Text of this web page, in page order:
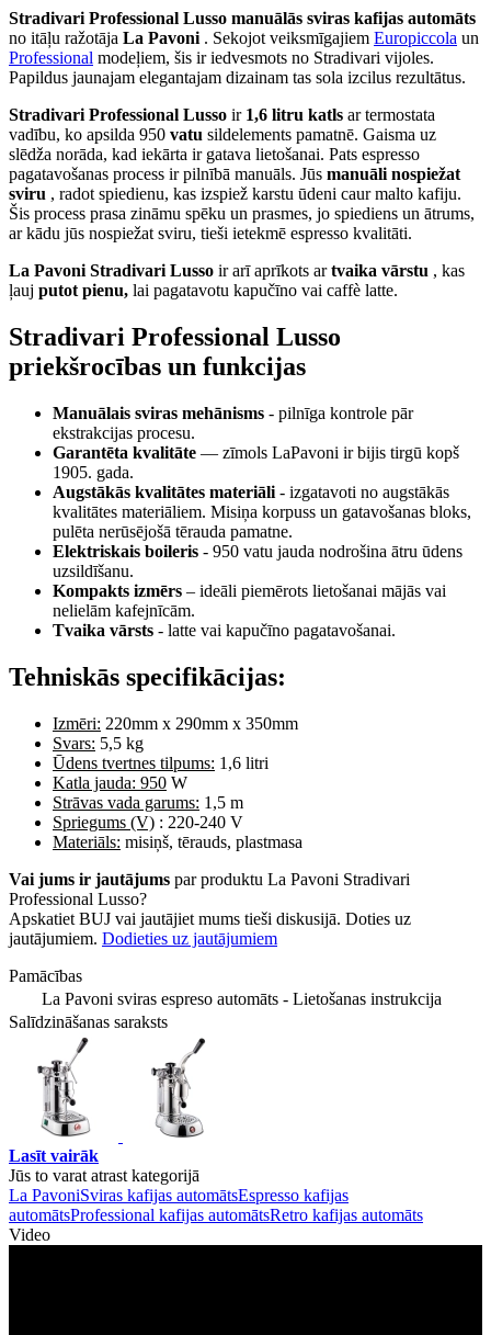
Stradivari Professional Lusso manuālās sviras kafijas automāts
no itāļu ražotāja La Pavoni . Sekojot veiksmīgajiem Europiccola un
Professional modeļiem, šis ir iedvesmots no Stradivari vijoles.
Papildus jaunajam elegantajam dizainam tas sola izcilus rezultātus.
Stradivari Professional Lusso ir 1,6 litru katls ar termostata
vadību, ko apsilda 950 vatu sildelements pamatnē. Gaisma uz
slēdža norāda, kad iekārta ir gatava lietošanai. Pats espresso
pagatavošanas process ir pilnībā manuāls. Jūs manuāli nospiežat
sviru , radot spiedienu, kas izspiež karstu ūdeni caur malto kafiju.
Šis process prasa zināmu spēku un prasmes, jo spiediens un ātrums,
ar kādu jūs nospiežat sviru, tieši ietekmē espresso kvalitāti.
La Pavoni Stradivari Lusso ir arī aprīkots artvaika vārstu , kas
ļauj putot pienu, lai pagatavotu kapučīno vai caffè latte.
Stradivari Professional Lusso
priekšrocības un funkcijas
Manuālais sviras mehānisms - pilnīga kontrole pār
ekstrakcijas procesu.
Garantēta kvalitāte — zīmols LaPavoni ir bijis tirgū kopš
1905. gada.
Augstākās kvalitātes materiāli - izgatavoti no augstākās
kvalitātes materiāliem. Misiņa korpuss un gatavošanas bloks,
pulēta nerūsējošā tērauda pamatne.
Elektriskais boileris - 950 vatu jauda nodrošina ātru ūdens
uzsildīšanu.
Kompakts izmērs – ideāli piemērots lietošanai mājās vai
nelielām kafejnīcām.
Tvaika vārsts - latte vai kapučīno pagatavošanai.
Tehniskās specifikācijas:
Izmēri: 220mm x 290mm x 350mm
Svars: 5,5 kg
Ūdens tvertnes tilpums: 1,6 litri
Katla jauda: 950 W
Strāvas vada garums: 1,5 m
Spriegums (V) : 220-240 V
Materiāls: misiņš, tērauds, plastmasa
Vai jums ir jautājums par produktu La Pavoni Stradivari
Professional Lusso?
Apskatiet BUJ vai jautājiet mums tieši diskusijā. Doties uz
jautājumiem. Dodieties uz jautājumiem
Pamācības
La Pavoni sviras espreso automāts - Lietošanas instrukcija
Salīdzināšanas saraksts
Lasīt vairāk
Jūs to varat atrast kategorijā
La PavoniSviras kafijas automātsEspresso kafijas
automātsProfessional kafijas automātsRetro kafijas automāts
Video